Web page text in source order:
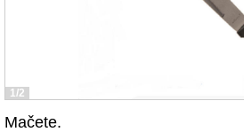
1/2
Mačete.